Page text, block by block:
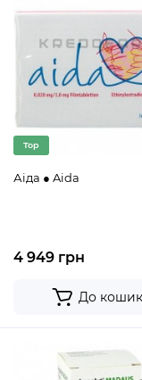
Top
Аіда ● Aida
4 949 грн
До